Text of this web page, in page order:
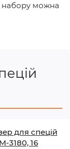
набору можна
для спецій
3180, 16